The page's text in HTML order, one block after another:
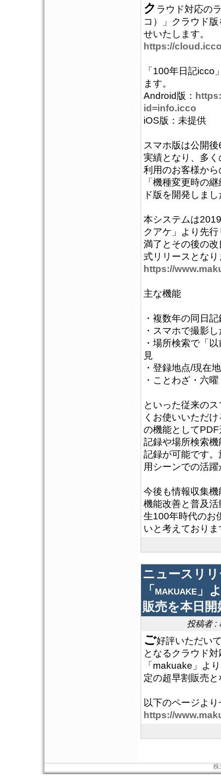
ク ラウド対応の
コ）」クラウド
せいたします。
https://
「100年日記
ます。
Android版：
id=info.icco
iOS版：未提供
スマホ版は公開
実績となり、多
利用のお客様か
「機種変更時の
ド版を開発しま
本システムは
クアケ」より先
満了とその後の
式リリースとな
https://
主な機能
・複数年の同日
・スマホで撮影
・場所検索で「
見
・登録地点/現在
・ことわざ・六
といった従来の
くお使いいただ
の機能として
記録や場所検索
記録が可能です
用シーンでの活
今後も情報収集
機能改善と普及
生100年時代のお
いと考えておりま
ニュースリ
「makuake
販売を本日開
投稿者 :
ご好評いただい
となるクラウド
「makuake」よ
定の超早割販売
以下のページよ
https://
株